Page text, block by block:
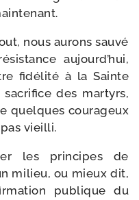
nous aurons sau­vé
aujourd’hui,
fidé­li­té à la Sainte
des mar­tyrs,
quelques cou­ra­geux
vieilli.
les prin­cipes de
milieu, ou mieux dit,
publique du